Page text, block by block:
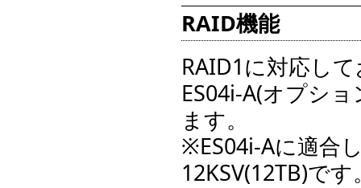
RAID機能
RAID1に対応し
ES04i-A(オプシ
ます。
※ES04i-Aに適合
12KSV(12TB)です